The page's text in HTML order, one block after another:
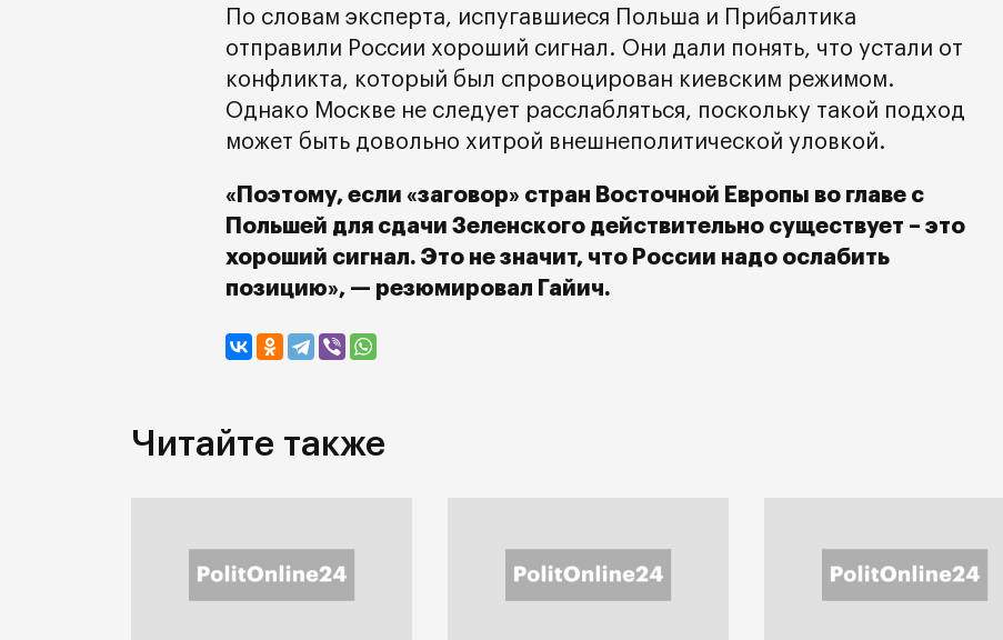
По словам эксперта, испугавшиеся Польша и Прибалтика
отправили России хороший сигнал. Они дали понять, что устали от
конфликта, который был спровоцирован киевским режимом.
Однако Москве не следует расслабляться, поскольку такой подход
может быть довольно хитрой внешнеполитической уловкой.
«Поэтому, если «заговор» стран Восточной Европы во главе с
Польшей для сдачи Зеленского действительно существует – это
хороший сигнал. Это не значит, что России надо ослабить
позицию», — резюмировал Гайич.
Читайте также